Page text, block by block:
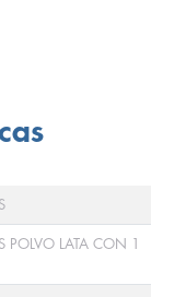
POLVO LATA CON 1